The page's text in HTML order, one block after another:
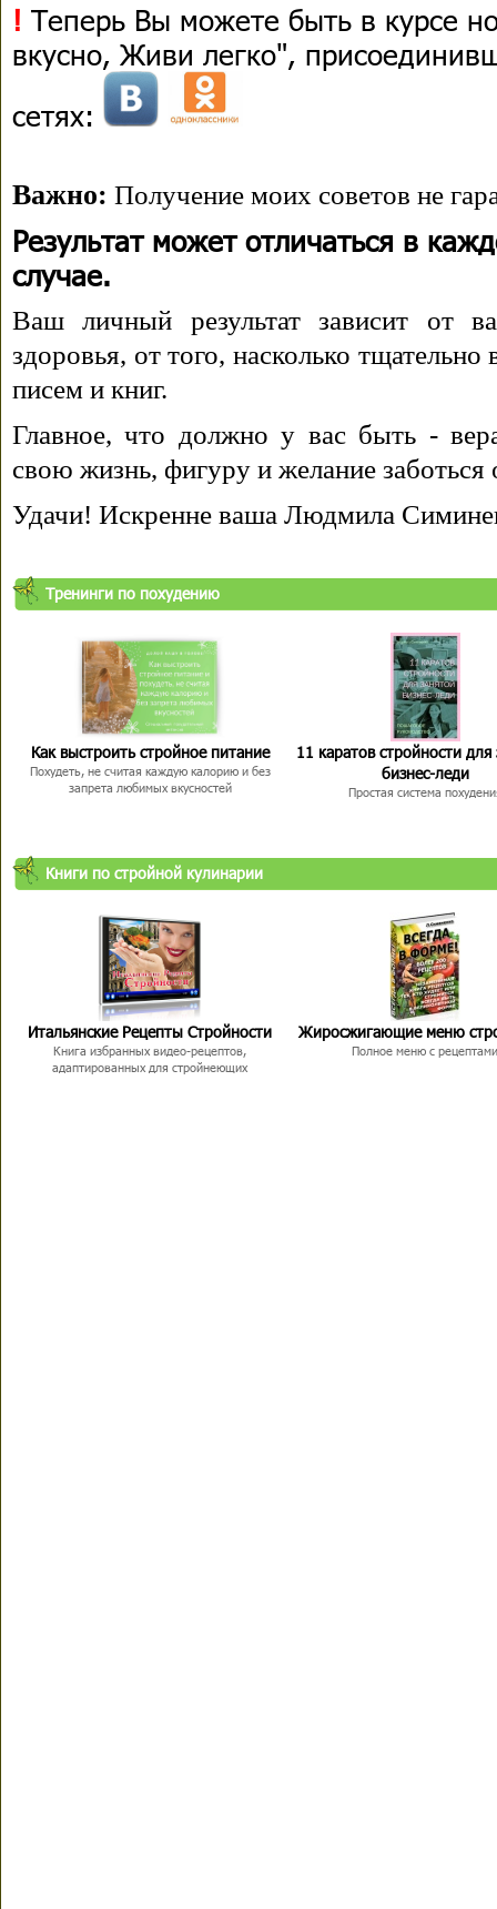
! Теперь Вы можете быть в курсе
вкусно, Живи легко",
сетях:
Важно: Получение моих советов не
Результат может отличаться в
случае.
Ваш личный результат зависит от
здоровья, от того, насколько
писем и книг.
Главное, что должно у вас быть -
свою жизнь, фигуру и желание заботься
Удачи! Искренне ваша Людмила
Тренинги по похудению
Как выстроить стройное питание
Похудеть, не считая каждую калорию и без
запрета любимых вкусностей
11 каратов стройности для
бизнес-леди
Простая система
Книги по стройной кулинарии
Итальянские Рецепты Стройности
Книга избранных видео-рецептов,
адаптированных для стройнеющих
Жиросжигающие меню
Полное меню с рецептами